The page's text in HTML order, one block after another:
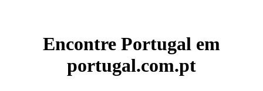
Encontre Portugal em
portugal.com.pt